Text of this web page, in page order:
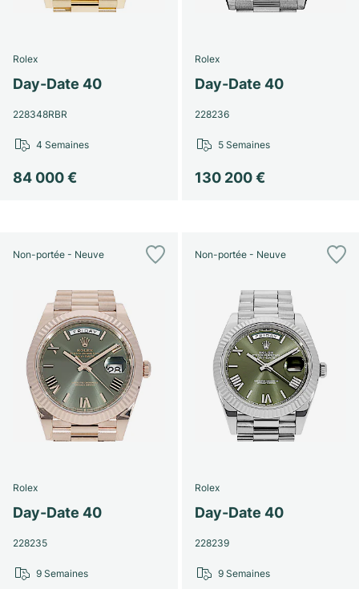
Rolex
Day-Date 40
228348RBR
84 000 €
4 Semaines
Rolex
Day-Date 40
228236
130 200 €
5 Semaines
Non-portée - Neuve
Rolex
Day-Date 40
228235
9 Semaines
Non-portée - Neuve
Rolex
Day-Date 40
228239
9 Semaines